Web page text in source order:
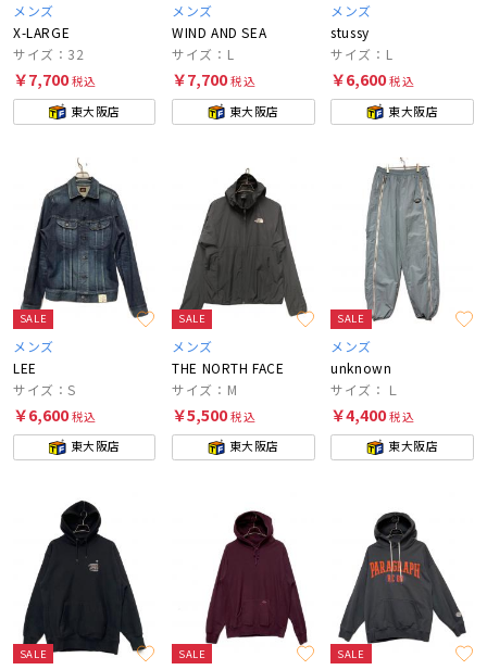
メンズ
X-LARGE
サイズ：32
￥7,700税込
東大阪店
メンズ
WIND AND SEA
サイズ：L
￥7,700税込
東大阪店
メンズ
stussy
サイズ：L
￥6,600税込
東大阪店
SALE
メンズ
LEE
サイズ：S
￥6,600税込
東大阪店
SALE
メンズ
THE NORTH FACE
サイズ：M
￥5,500税込
東大阪店
SALE
メンズ
unknown
サイズ：Ｌ
￥4,400税込
東大阪店
SALE SALE SALE